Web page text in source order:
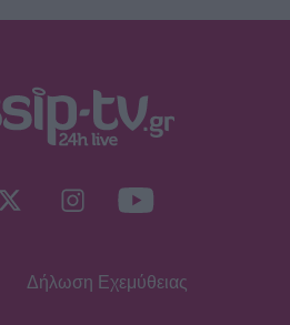
Δήλωση Εχεμύθειας